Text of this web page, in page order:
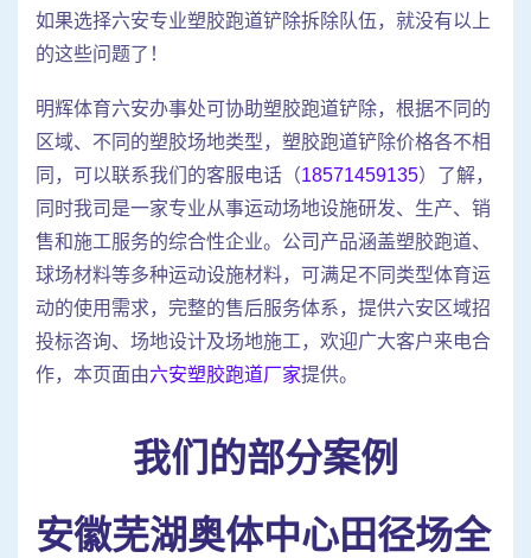
如果选择六安专业塑胶跑道铲除拆除队伍，就没有以上
的这些问题了！
明辉体育六安办事处可协助塑胶跑道铲除，根据不同的
区域、不同的塑胶场地类型，塑胶跑道铲除价格各不相
同，可以联系我们的客服电话（18571459135）了解，
同时我司是一家专业从事运动场地设施研发、生产、销
售和施工服务的综合性企业。公司产品涵盖塑胶跑道、
球场材料等多种运动设施材料，可满足不同类型体育运
动的使用需求，完整的售后服务体系，提供六安区域招
投标咨询、场地设计及场地施工，欢迎广大客户来电合
作，本页面由六安塑胶跑道厂家提供。
我们的部分案例
安徽芜湖奥体中心田径场全